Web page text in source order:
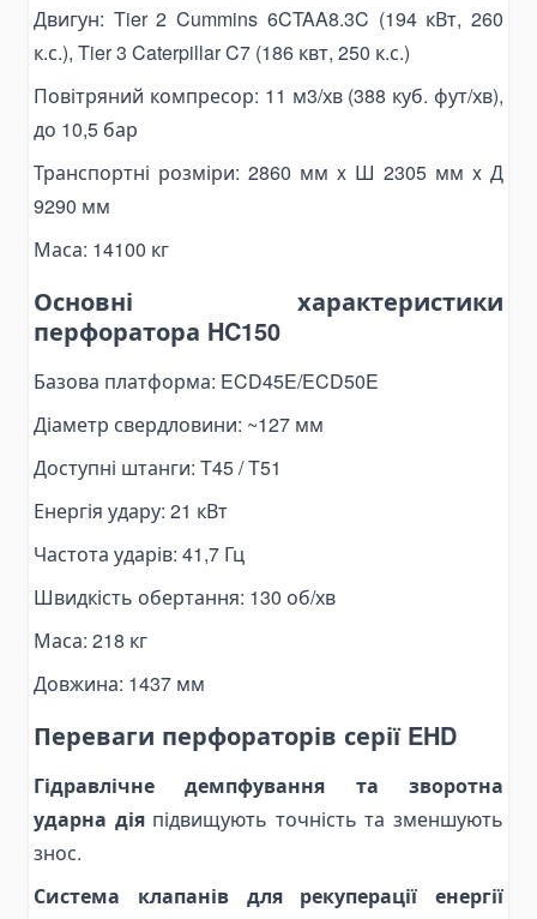
Hoist Trolley
Geared Trolley
Electric Hoist Trolley
Automotive Tools and Equipment
Body Repair Tools
Transmission Repair Tools
Spring Compressors and Strut Tools
Tire Maintenance Tools
Cooling System Tools
Motorcycle Lift Jacks
Grinding & Polishing Tools
Machinery Shim Sets
Комплекти гідравліки
Гідроциліндри
Гідроциліндри підйому кузова
Комплектуючі для гідроциліндрів
Шестеренні насоси
Аксіально-поршневі насоси
Поршневі насоси
Насоси-дозатори
Насоси для спецтехніки
Ручні гідронасоси
Двигун: Tier 2 Cummins 6CTAA8.3C (194 кВт, 260
к.с.), Tier 3 Caterpillar C7 (186 квт, 250 к.с.)
Повітряний компресор: 11 м3/хв (388 куб. фут/хв),
до 10,5 бар
Транспортні розміри: 2860 мм x Ш 2305 мм x Д
9290 мм
Маса: 14100 кг
Основні характеристики
перфоратора HC150
Базова платформа: ECD45E/ECD50E
Діаметр свердловини: ~127 мм
Доступні штанги: T45 / T51
Енергія удару: 21 кВт
Частота ударів: 41,7 Гц
Швидкість обертання: 130 об/хв
Маса: 218 кг
Довжина: 1437 мм
Переваги перфораторів серії EHD
Гідравлічне демпфування та зворотна
ударна діяпідвищують точність та зменшують
знос.
Система клапанів для рекуперації енергії